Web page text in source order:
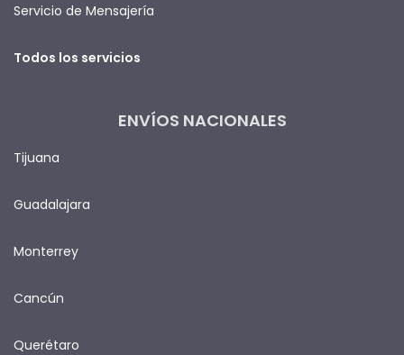
Servicio de Mensajería
Todos los servicios
ENVÍOS NACIONALES
Tijuana
Guadalajara
Monterrey
Cancún
Querétaro